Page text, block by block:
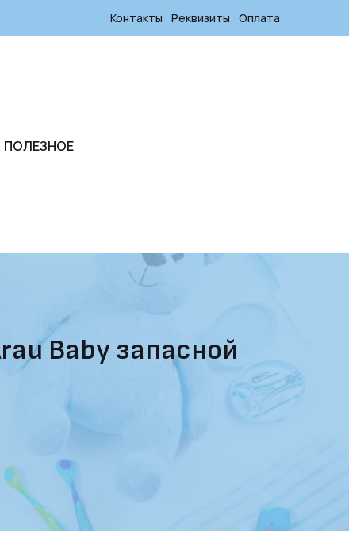
Контакты Реквизиты Оплата
ПОЛЕЗНОЕ
Baby запасной